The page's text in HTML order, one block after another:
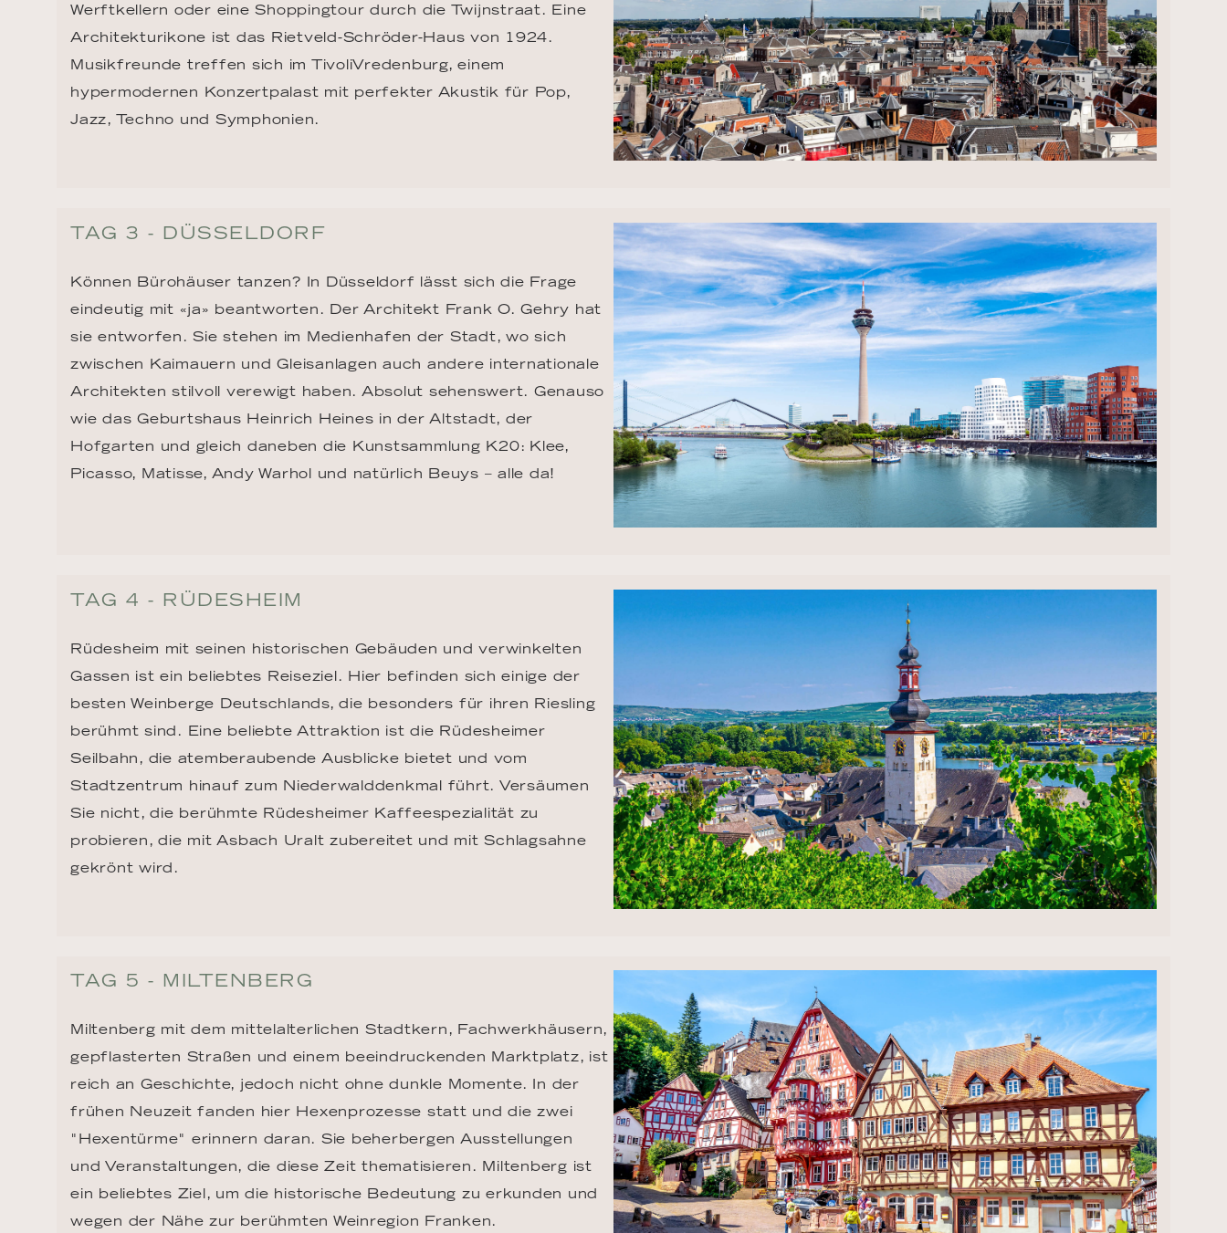
Werftkellern oder eine Shoppingtour durch die Twijnstraat. Eine
Architekturikone ist das Rietveld-Schröder-Haus von 1924.
Musikfreunde treffen sich im TivoliVredenburg, einem
hypermodernen Konzertpalast mit perfekter Akustik für Pop,
Jazz, Techno und Symphonien.
TAG 3 - DÜSSELDORF
Können Bürohäuser tanzen? In Düsseldorf lässt sich die Frage
eindeutig mit «ja» beantworten. Der Architekt Frank O. Gehry hat
sie entworfen. Sie stehen im Medienhafen der Stadt, wo sich
zwischen Kaimauern und Gleisanlagen auch andere internationale
Architekten stilvoll verewigt haben. Absolut sehenswert. Genauso
wie das Geburtshaus Heinrich Heines in der Altstadt, der
Hofgarten und gleich daneben die Kunstsammlung K20: Klee,
Picasso, Matisse, Andy Warhol und natürlich Beuys – alle da!
TAG 4 - RÜDESHEIM
Rüdesheim mit seinen historischen Gebäuden und verwinkelten
Gassen ist ein beliebtes Reiseziel. Hier befinden sich einige der
besten Weinberge Deutschlands, die besonders für ihren Riesling
berühmt sind. Eine beliebte Attraktion ist die Rüdesheimer
Seilbahn, die atemberaubende Ausblicke bietet und vom
Stadtzentrum hinauf zum Niederwalddenkmal führt. Versäumen
Sie nicht, die berühmte Rüdesheimer Kaffeespezialität zu
probieren, die mit Asbach Uralt zubereitet und mit Schlagsahne
gekrönt wird.
TAG 5 - MILTENBERG
Miltenberg mit dem mittelalterlichen Stadtkern, Fachwerkhäusern,
gepflasterten Straßen und einem beeindruckenden Marktplatz, ist
reich an Geschichte, jedoch nicht ohne dunkle Momente. In der
frühen Neuzeit fanden hier Hexenprozesse statt und die zwei
"Hexentürme" erinnern daran. Sie beherbergen Ausstellungen
und Veranstaltungen, die diese Zeit thematisieren. Miltenberg ist
ein beliebtes Ziel, um die historische Bedeutung zu erkunden und
wegen der Nähe zur berühmten Weinregion Franken.